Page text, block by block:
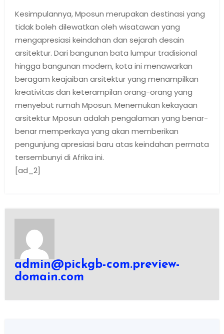
Kesimpulannya, Mposun merupakan destinasi yang
tidak boleh dilewatkan oleh wisatawan yang
mengapresiasi keindahan dan sejarah desain
arsitektur. Dari bangunan bata lumpur tradisional
hingga bangunan modern, kota ini menawarkan
beragam keajaiban arsitektur yang menampilkan
kreativitas dan keterampilan orang-orang yang
menyebut rumah Mposun. Menemukan kekayaan
arsitektur Mposun adalah pengalaman yang benar-
benar memperkaya yang akan memberikan
pengunjung apresiasi baru atas keindahan permata
tersembunyi di Afrika ini.
[ad_2]
admin@pickgb-com.preview-
domain.com